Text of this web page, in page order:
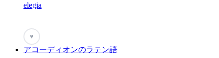
elegia
♥
アコーディオンのラテン語